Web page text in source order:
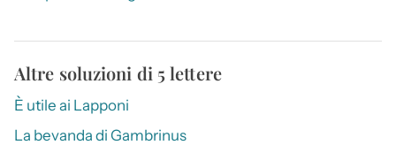
Altre soluzioni di 5 lettere
È utile ai Lapponi
La bevanda di Gambrinus